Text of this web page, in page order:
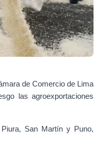
de Comercio de Lima
las agroexportaciones
San Martín y Puno,